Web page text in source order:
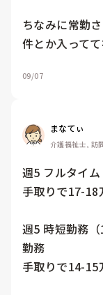
ちなみに常勤
件とか入って
09/07
まなてぃ
介護福祉士, 訪
週5 フルタイム
手取りで17-18
週5 時短勤務
勤務
手取りで14-15